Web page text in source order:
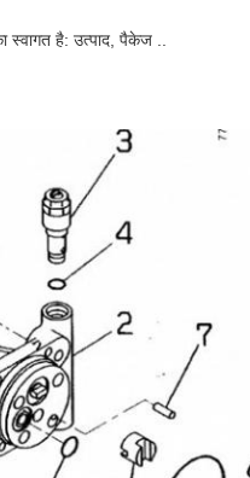
स्वागत है: उत्पाद, पैकेज ..